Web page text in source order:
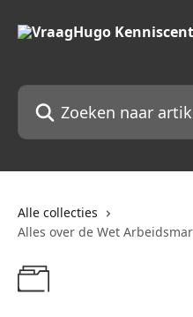
Zoeken naar artikelen ...
Alle collecties
Alles over de Wet